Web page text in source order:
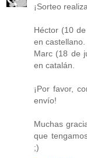
¡Sorteo
Héctor (10
en castellano.
Marc (18 de
en catalán.
¡Por favor,
envío!
Muchas
que
;)